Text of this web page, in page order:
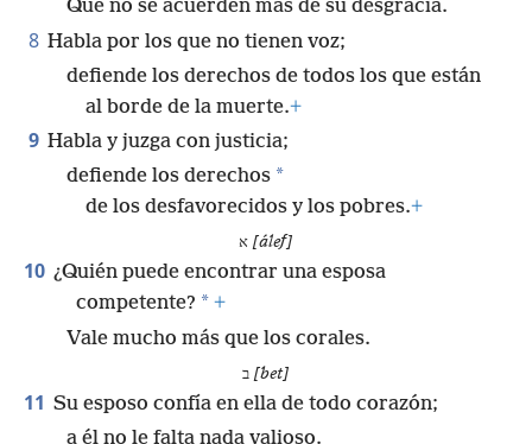
Que no se acuerden más de su desgracia.
8 Habla por los que no tienen voz;
defiende los derechos de todos los que están
al borde de la muerte.+
9 Habla y juzga con justicia;
defiende los derechos *
de los desfavorecidos y los pobres.+
[álef]
10 ¿Quién puede encontrar una esposa
competente? * +
Vale mucho más que los corales.
[bet]
11 Su esposo confía en ella de todo corazón;
a él no le falta nada valioso.